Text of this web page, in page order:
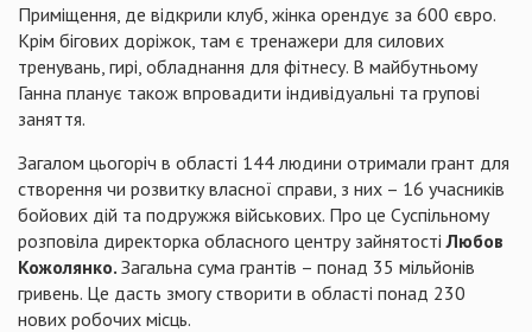
Приміщення, де відкрили клуб, жінка орендує за 600 євро.
Крім бігових доріжок, там є тренажери для силових
тренувань, гирі, обладнання для фітнесу. В майбутньому
Ганна планує також впровадити індивідуальні та групові
заняття.
Загалом цьогоріч в області 144 людини отримали грант для
створення чи розвитку власної справи, з них – 16 учасників
бойових дій та подружжя військових. Про це Суспільному
розповіла директорка обласного центру зайнятостіЛюбов
Кожолянко. Загальна сума грантів – понад 35 мільйонів
гривень. Це дасть змогу створити в області понад 230
нових робочих місць.